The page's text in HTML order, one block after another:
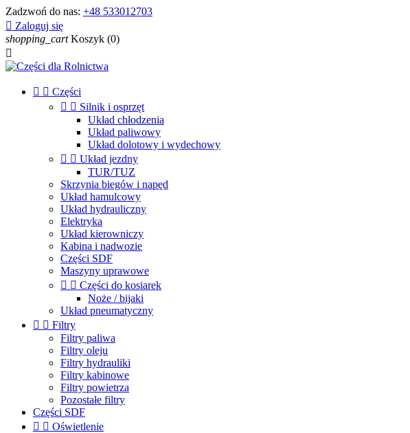
Zadzwoń do nas: +48 533012703
 Zaloguj się
shopping_cart Koszyk (0)

  Części
  Silnik i osprzęt
Układ chłodzenia
Układ paliwowy
Układ dolotowy i wydechowy
  Układ jezdny
TUR/TUZ
Skrzynia biegów i napęd
Układ hamulcowy
Układ hydrauliczny
Elektryka
Układ kierowniczy
Kabina i nadwozie
Części SDF
Maszyny uprawowe
  Części do kosiarek
Noże / bijaki
Układ pneumatyczny
  Filtry
Filtry paliwa
Filtry oleju
Filtry hydrauliki
Filtry kabinowe
Filtry powietrza
Pozostałe filtry
Części SDF
  Oświetlenie